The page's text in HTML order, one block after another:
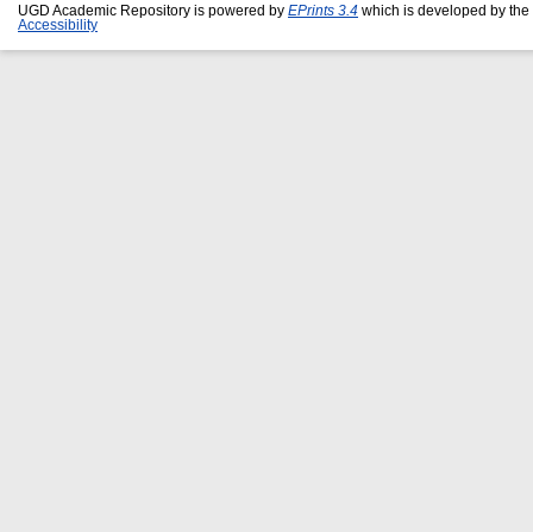
UGD Academic Repository is powered by EPrints 3.4 which is developed by the
Accessibility